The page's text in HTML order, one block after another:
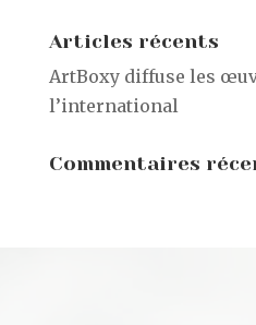
Articles récents
ArtBoxy diffuse les
l’international
Commentaires